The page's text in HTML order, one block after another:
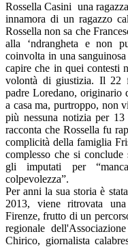
Rossella Casini una
innamora di un ragazzo
Rossella non sa che
alla ‘ndrangheta e non
coinvolta in una
capire che in quei contesti
volontà di giustizia. Il 22
padre Loredano, originario
a casa ma, purtroppo, non
più nessuna notizia per
racconta che Rossella fu
complicità della famiglia
complesso che si
gli imputati per
colpevolezza”.
Per anni la sua storia è
2013, viene ritrovata
Firenze, frutto di un
regionale
Chirico, giornalista